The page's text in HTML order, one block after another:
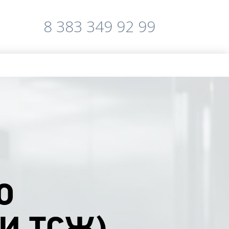
8 383 349 92 99